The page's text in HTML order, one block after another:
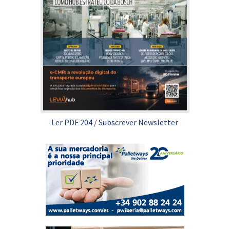
Ler PDF 204 /Subscrever Newsletter